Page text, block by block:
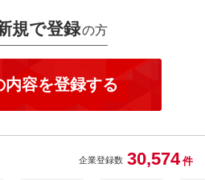
規で登録の方
内容を登録する
企業登録数 30,574 件